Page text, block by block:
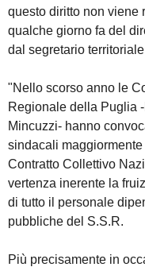
questo diritto non viene
qualche giorno fa del
dal segretario
"Nello scorso anno le
Regionale della Puglia
Mincuzzi- hanno
sindacali
Contratto Collettivo
vertenza inerente la
di tutto il personale
pubbliche del S.S.R.
Più precisamente in